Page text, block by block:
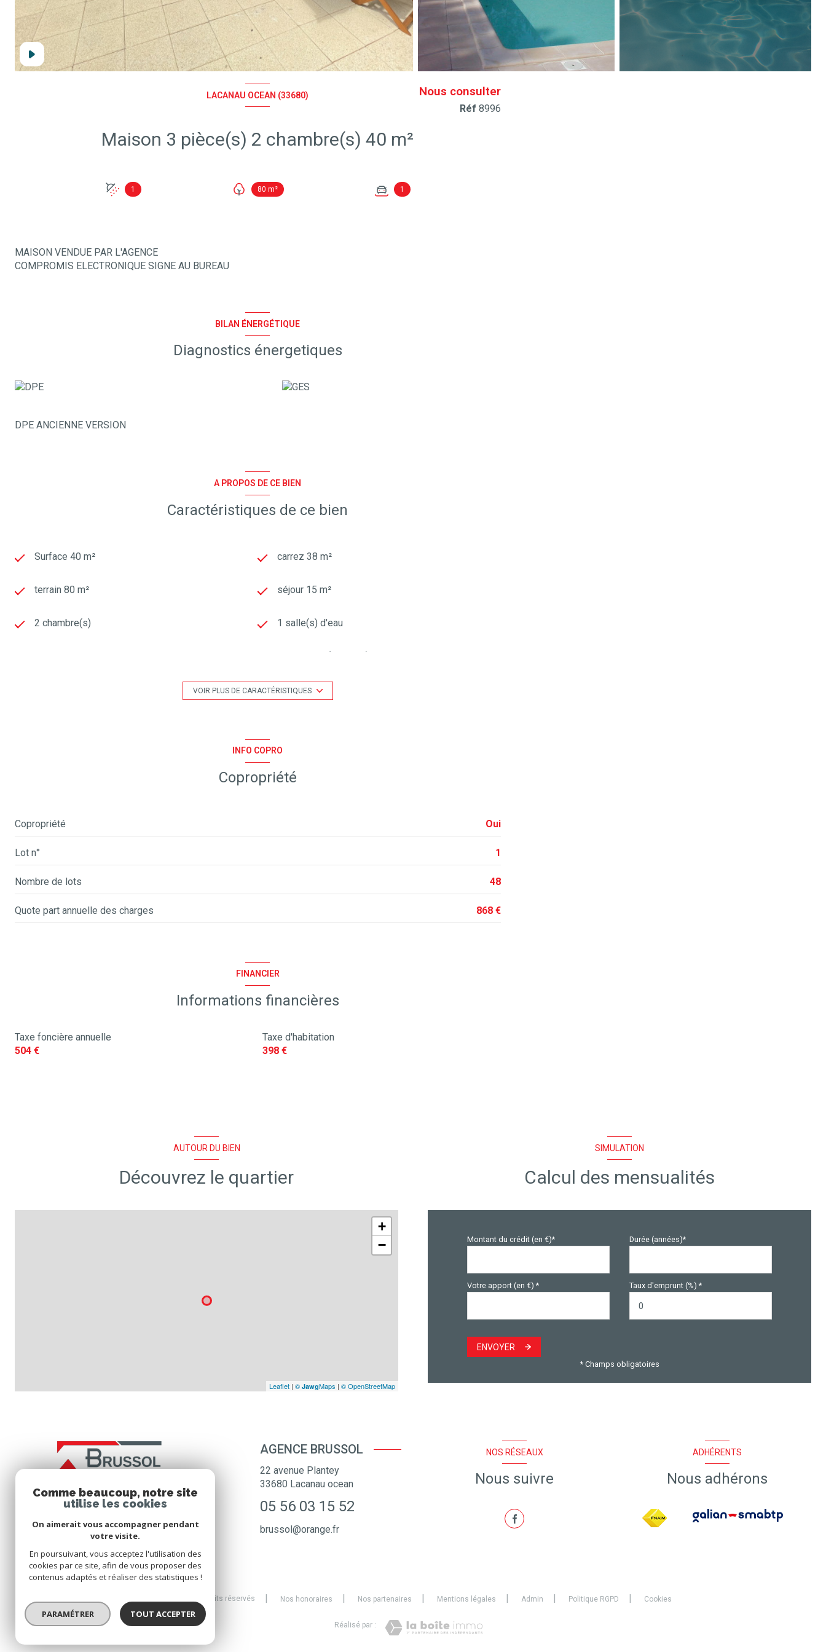
LACANAU OCEAN (33680)
Maison 3 pièce(s) 2 chambre(s) 40 m²
1 80 m² 1
Nous consulter
Réf 8996
MAISON VENDUE PAR L'AGENCE
COMPROMIS ELECTRONIQUE SIGNE AU BUREAU
BILAN ÉNERGÉTIQUE
Diagnostics énergetiques
DPE ANCIENNE VERSION
A PROPOS DE CE BIEN
Caractéristiques de ce bien
Surface 40 m² carrez 38 m²
terrain 80 m² séjour 15 m²
2 chambre(s) 1 salle(s) d'eau
kitchenette (équipée)
Chauffage individuel : radiateur (electrique) 1 parking(s)
vue Forêt
VOIR PLUS DE CARACTÉRISTIQUES
INFO COPRO
Copropriété
Copropriété Oui
Lot n° 1
Nombre de lots 48
Quote part annuelle des charges 868 €
FINANCIER
Informations financières
Taxe foncière annuelle
504 €
Taxe d'habitation
398 €
AUTOUR DU BIEN
Découvrez le quartier
+
−
Leaflet | © JawgMaps | © OpenStreetMap
SIMULATION
Calcul des mensualités
Montant du crédit (en €)* Durée (années)*
Votre apport (en €) * Taux d'emprunt (%) *
ENVOYER
* Champs obligatoires
AGENCE BRUSSOL
22 avenue Plantey
33680 Lacanau ocean
05 56 03 15 52
brussol@orange.fr
NOS RÉSEAUX
Nous suivre
ADHÉRENTS
Nous adhérons
© 2026 | Tous droits réservés Nos honoraires Nos partenaires Mentions légales Admin Politique RGPD Cookies
Réalisé par :
Comme beaucoup, notre site
utilise les cookies
On aimerait vous accompagner pendant
votre visite.
En poursuivant, vous acceptez l'utilisation des
cookies par ce site, afin de vous proposer des
contenus adaptés et réaliser des statistiques !
PARAMÉTRER TOUT ACCEPTER